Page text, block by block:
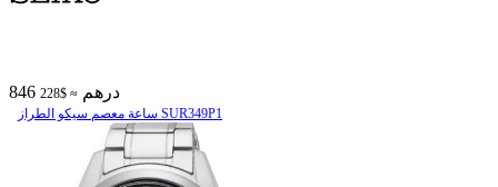
846 درهم ≈ $228
ساعة معصم سیکو الطراز SUR349P1